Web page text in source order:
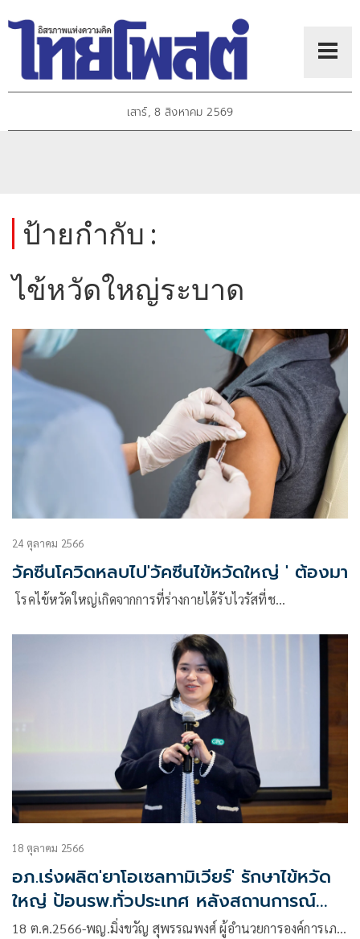
เสาร์, 8 สิงหาคม 2569
ป้ายกำกับ :
ไข้หวัดใหญ่ระบาด
24 ตุลาคม 2566
วัคซีนโควิดหลบไป'วัคซีนไข้หวัดใหญ่ ' ต้องมา
โรคไข้หวัดใหญ่เกิดจากการที่ร่างกายได้รับไวรัสที่ช…
18 ตุลาคม 2566
อภ.เร่งผลิต'ยาโอเซลทามิเวียร์' รักษาไข้หวัด
ใหญ่ ป้อนรพ.ทั่วประเทศ หลังสถานการณ์
ระบาดยังไม่คลี่คลาย
18 ต.ค.2566-พญ.มิ่งขวัญ สุพรรณพงศ์ ผู้อำนวยการองค์การเภ…